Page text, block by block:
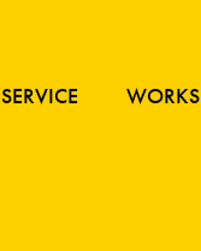
SERVICE WORKS